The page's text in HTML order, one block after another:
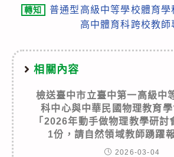
轉知
普通型高級中等學校體育
高中體育科跨校教師
相關內容
檢送臺中市立臺中第一高級中
科中心與中華民國物理教育
「2026年動手做物理教學研討
1份，請自然領域教師踴躍
2026-03-04